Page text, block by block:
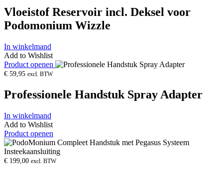
Vloeistof Reservoir incl. Deksel voor
Podomonium Wizzle
In winkelmand
Add to Wishlist
Product openen
€ 59,95 excl. BTW
Professionele Handstuk Spray Adapter
In winkelmand
Add to Wishlist
Product openen
€ 199,00 excl. BTW